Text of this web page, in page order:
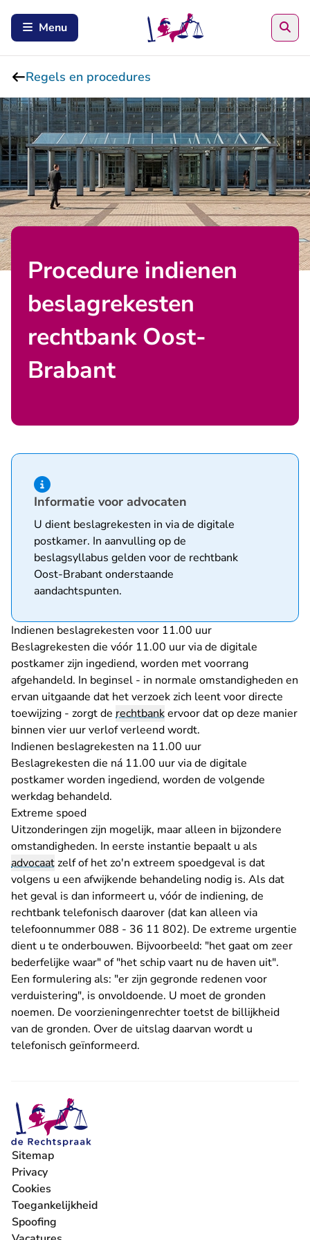
Menu
Regels en procedures
Procedure indienen
beslagrekesten
rechtbank Oost-
Brabant
Hint van type informatie
Informatie voor advocaten
U dient beslagrekesten in via de digitale
postkamer. In aanvulling op de
beslagsyllabus gelden voor de rechtbank
Oost-Brabant onderstaande
aandachtspunten.
Indienen beslagrekesten voor 11.00 uur
Beslagrekesten die vóór 11.00 uur via de digitale
postkamer zijn ingediend, worden met voorrang
afgehandeld. In beginsel - in normale omstandigheden en
ervan uitgaande dat het verzoek zich leent voor directe
toewijzing - zorgt de rechtbankervoor dat op deze manier
binnen vier uur verlof verleend wordt.
Indienen beslagrekesten na 11.00 uur
Beslagrekesten die ná 11.00 uur via de digitale
postkamer worden ingediend, worden de volgende
werkdag behandeld.
Extreme spoed
Uitzonderingen zijn mogelijk, maar alleen in bijzondere
omstandigheden. In eerste instantie bepaalt u als
advocaatzelf of het zo'n extreem spoedgeval is dat
volgens u een afwijkende behandeling nodig is. Als dat
het geval is dan informeert u, vóór de indiening, de
rechtbank telefonisch daarover (dat kan alleen via
telefoonnummer 088 - 36 11 802). De extreme urgentie
dient u te onderbouwen. Bijvoorbeeld: "het gaat om zeer
bederfelijke waar" of "het schip vaart nu de haven uit".
Een formulering als: "er zijn gegronde redenen voor
verduistering", is onvoldoende. U moet de gronden
noemen. De voorzieningenrechter toetst de billijkheid
van de gronden. Over de uitslag daarvan wordt u
telefonisch geïnformeerd.
Sitemap
Privacy
Cookies
Toegankelijkheid
Spoofing